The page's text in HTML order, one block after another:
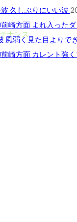
久しぶりにいい波
崎方面 よれ入った
風弱く見た目よりで
崎方面 カレント強
ナンス